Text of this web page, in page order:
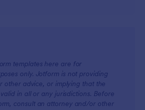
templates here are for
only. Jotform is not providing
other advice, or implying that the
in all or any jurisdictions. Before
consult an attorney and/or other